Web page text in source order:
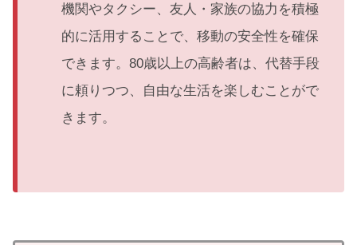
機関やタクシー、友人・家族の協力を積極
的に活用することで、移動の安全性を確保
できます。80歳以上の高齢者は、代替手段
に頼りつつ、自由な生活を楽しむことがで
きます。